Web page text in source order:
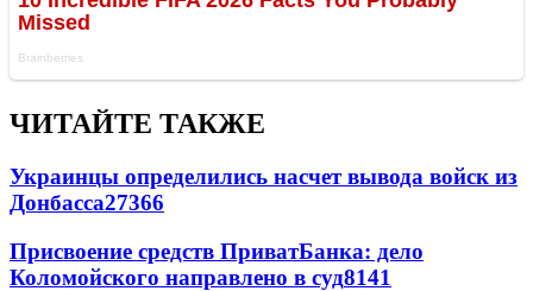
ЧИТАЙТЕ ТАКЖЕ
Украинцы определились насчет вывода войск из
Донбасса27366
Присвоение средств ПриватБанка: дело
Коломойского направлено в суд8141